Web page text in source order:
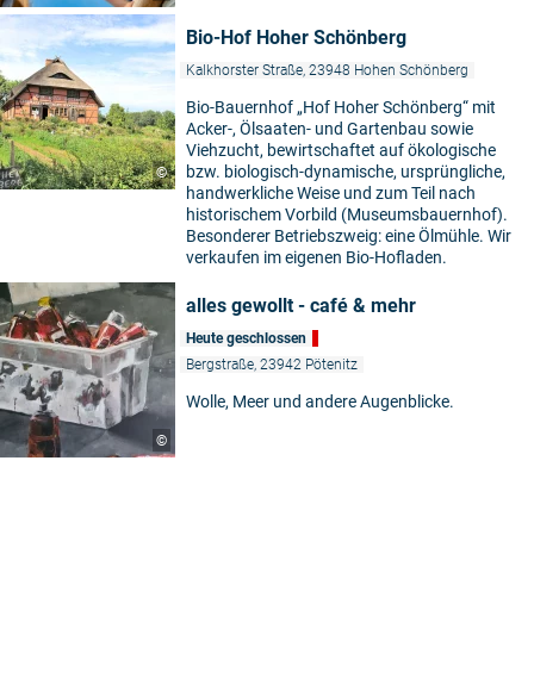
©
Bio-Hof Hoher Schönberg
Kalkhorster Straße, 23948 Hohen Schönberg
Bio-Bauernhof „Hof Hoher Schönberg“ mit
Acker-, Ölsaaten- und Gartenbau sowie
Viehzucht, bewirtschaftet auf ökologische
bzw. biologisch-dynamische, ursprüngliche,
handwerkliche Weise und zum Teil nach
historischem Vorbild (Museumsbauernhof).
Besonderer Betriebszweig: eine Ölmühle. Wir
verkaufen im eigenen Bio-Hofladen.
©
alles gewollt - café & mehr
Heute geschlossen
Bergstraße, 23942 Pötenitz
Wolle, Meer und andere Augenblicke.